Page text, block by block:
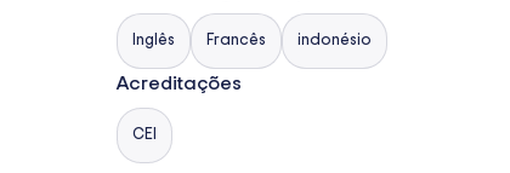
Inglês Francês indonésio
Acreditações
CEI